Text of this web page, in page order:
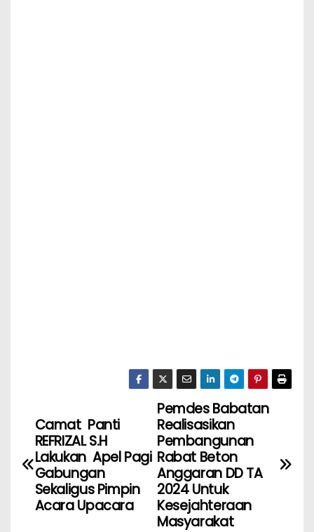
Pemdes Babatan
Realisasikan
Pembangunan
Rabat Beton
Anggaran DD TA
2024 Untuk
Kesejahteraan
Masyarakat
Camat Panti
REFRIZAL S.H
Lakukan Apel Pagi
Gabungan
Sekaligus Pimpin
Acara Upacara